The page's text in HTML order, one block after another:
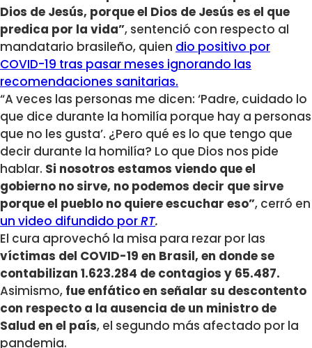
Dios de Jesús, porque el Dios de Jesús es el que
predica por la vida”, sentenció con respecto al
mandatario brasileño, quien dio positivo por
COVID-19 tras pasar meses ignorando las
recomendaciones sanitarias.
“A veces las personas me dicen: ‘Padre, cuidado lo
que dice durante la homilía porque hay a personas
que no les gusta’. ¿Pero qué es lo que tengo que
decir durante la homilía? Lo que Dios nos pide
hablar. Si nosotros estamos viendo que el
gobierno no sirve, no podemos decir que sirve
porque el pueblo no quiere escuchar eso”, cerró en
un video difundido porRT.
El cura aprovechó la misa para rezar por las
víctimas del COVID-19 en Brasil, en donde se
contabilizan 1.623.284 de contagios y 65.487.
Asimismo, fue enfático en señalar su descontento
con respecto a la ausencia de un ministro de
Salud en el país, el segundo más afectado por la
pandemia.